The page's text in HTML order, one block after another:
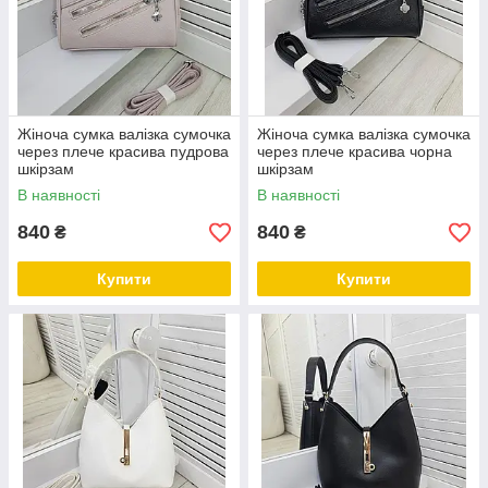
Жіноча сумка валізка сумочка
через плече красива пудрова
шкірзам
В наявності
840 ₴
Купити
Жіноча сумка валізка сумочка
через плече красива чорна
шкірзам
В наявності
840 ₴
Купити